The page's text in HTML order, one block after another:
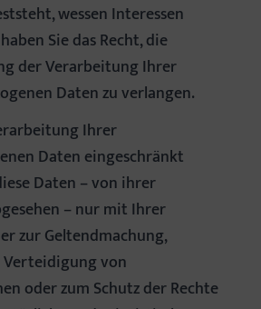
wessen Interessen
Sie das Recht, die
der Verarbeitung Ihrer
Daten zu verlangen.
Ihrer
Daten eingeschränkt
Daten – von ihrer
– nur mit Ihrer
zur Geltendmachung,
von
oder zum Schutz der Rechte